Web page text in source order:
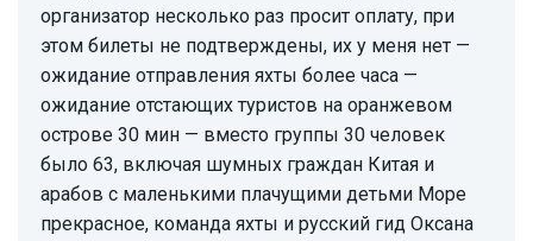
организатор несколько раз просит оплату, при
этом билеты не подтверждены, их у меня нет —
ожидание отправления яхты более часа —
ожидание отстающих туристов на оранжевом
острове 30 мин — вместо группы 30 человек
было 63, включая шумных граждан Китая и
арабов с маленькими плачущими детьми Море
прекрасное, команда яхты и русский гид Оксана